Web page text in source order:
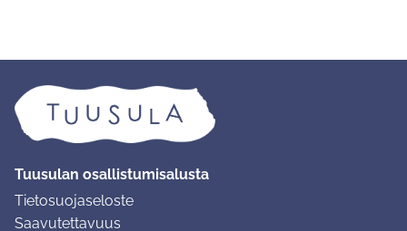
Tuusulan osallistumisalusta
Tietosuojaseloste
Saavutettavuus